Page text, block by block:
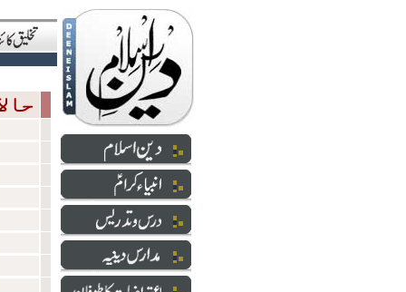
حالاتِ حاضرہ